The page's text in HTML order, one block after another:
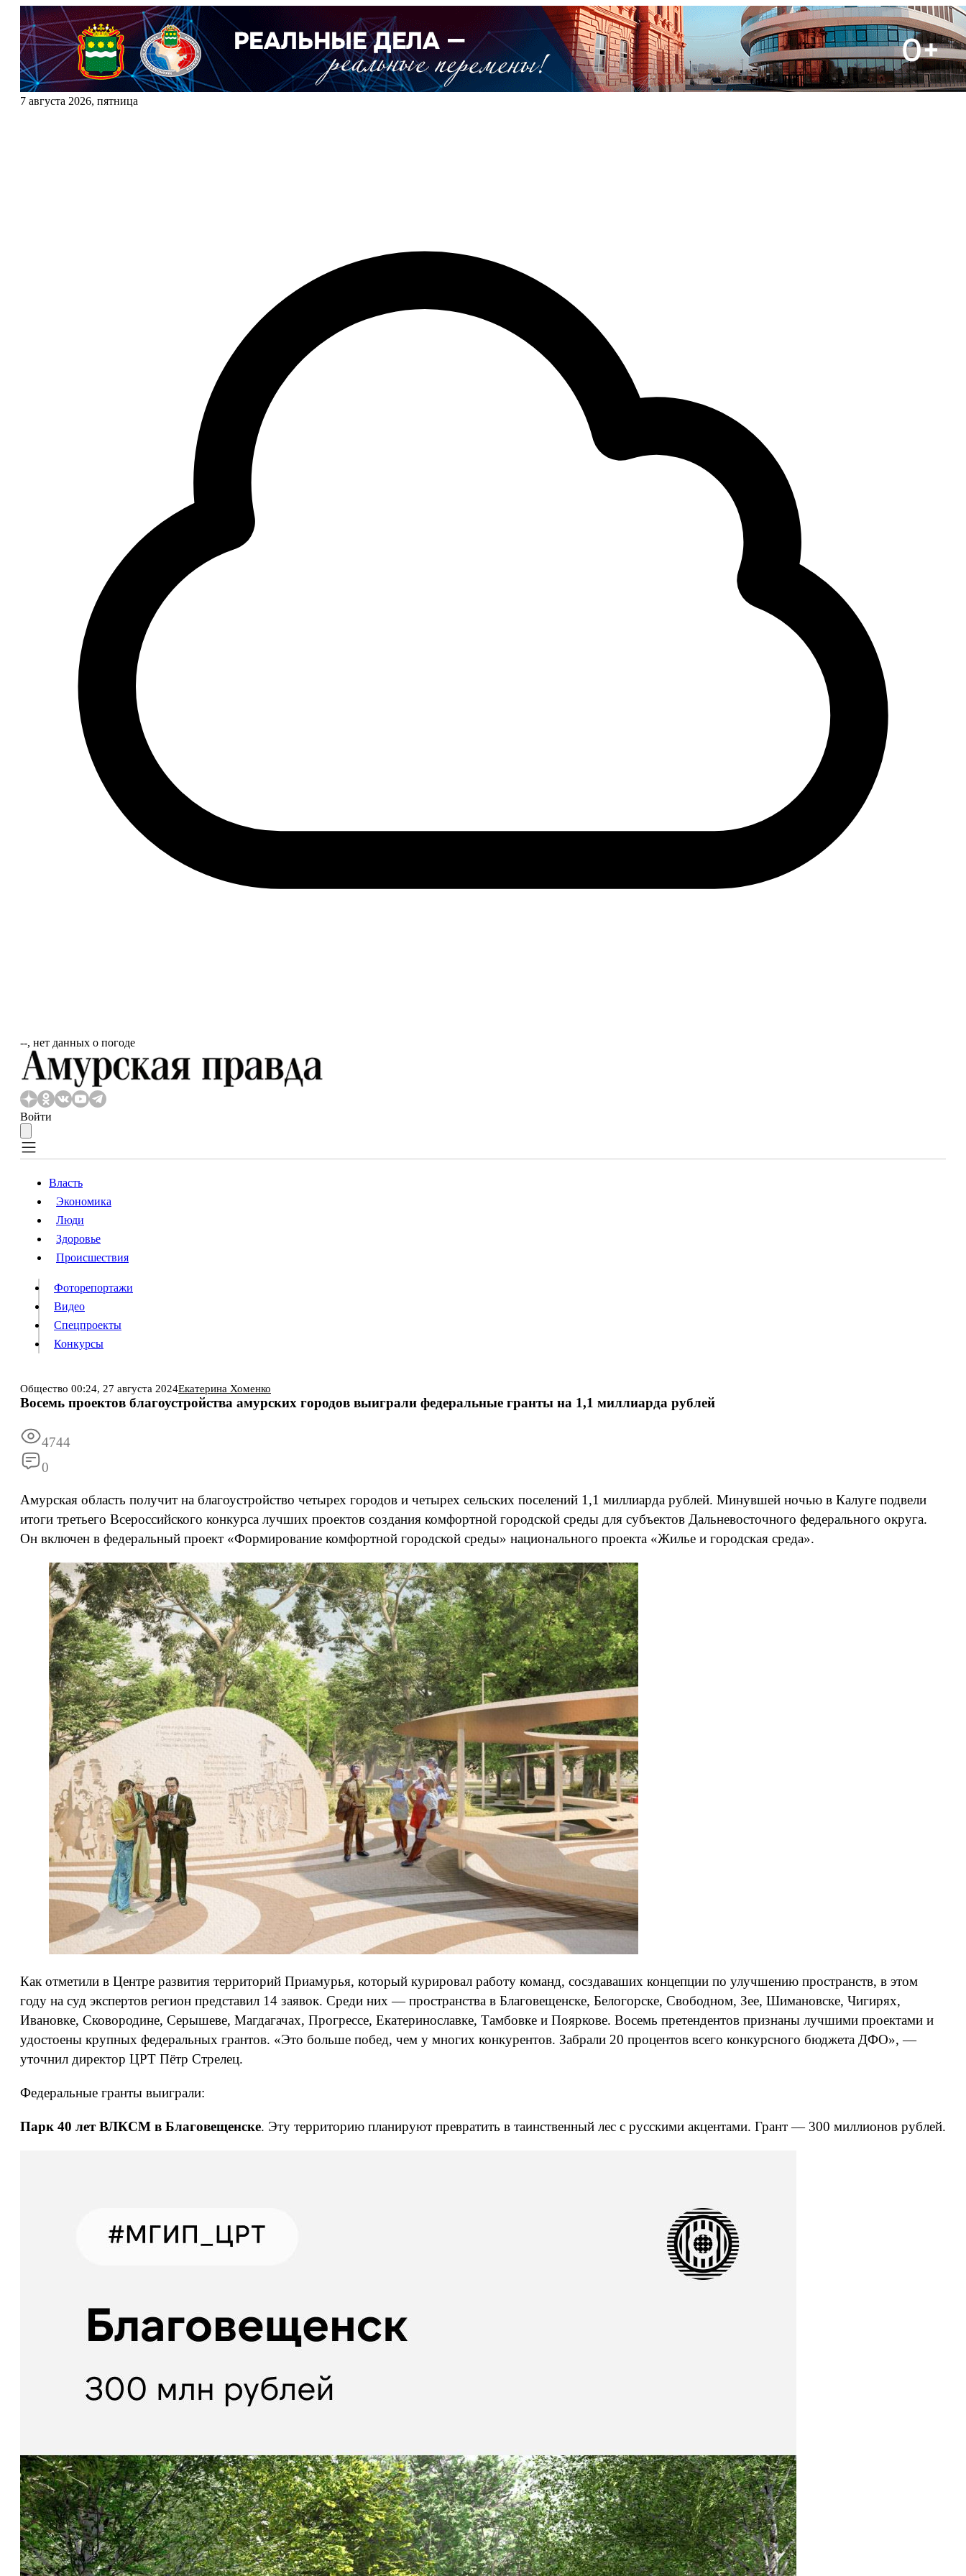
7 августа 2026, пятница
‐‐, нет данных о погоде
Войти
Власть
Происшествия
Видео
Конкурсы
Информация
Власть
Экономика
Люди
Здоровье
Происшествия
Фоторепортажи
Видео
Спецпроекты
Конкурсы
Общество 00:24, 27 августа 2024Екатерина Хоменко
Восемь проектов благоустройства амурских городов выиграли федеральные гранты на 1,1 миллиарда рублей
4744
0
Амурская область получит на благоустройство четырех городов и четырех сельских поселений 1,1 миллиарда рублей. Минувшей ночью в Калуге подвели
итоги третьего Всероссийского конкурса лучших проектов создания комфортной городской среды для субъектов Дальневосточного федерального округа.
Он включен в федеральный проект «Формирование комфортной городской среды» национального проекта «Жилье и городская среда».
Как отметили в Центре развития территорий Приамурья, который курировал работу команд, сосздаваших концепции по улучшению пространств, в этом
году на суд экспертов регион представил 14 заявок. Среди них — пространства в Благовещенске, Белогорске, Свободном, Зее, Шимановске, Чигирях,
Ивановке, Сковородине, Серышеве, Магдагачах, Прогрессе, Екатеринославке, Тамбовке и Пояркове. Восемь претендентов признаны лучшими проектами и
удостоены крупных федеральных грантов. «Это больше побед, чем у многих конкурентов. Забрали 20 процентов всего конкурсного бюджета ДФО», —
уточнил директор ЦРТ Пётр Стрелец.
Федеральные гранты выиграли:
Парк 40 лет ВЛКСМ в Благовещенске. Эту территорию планируют превратить в таинственный лес с русскими акцентами. Грант — 300 миллионов рублей.